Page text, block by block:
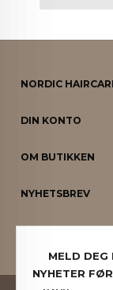
NORDIC
DIN KONTO
OM BUTIKKEN
NYHETSBREV
PARTNERE
MELD DEG
NYHETER